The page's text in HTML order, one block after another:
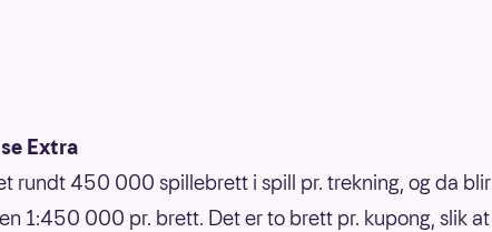
Extra
rundt 450 000 spillebrett i spill pr. trekning, og da blir
1:450 000 pr. brett. Det er to brett pr. kupong, slik at